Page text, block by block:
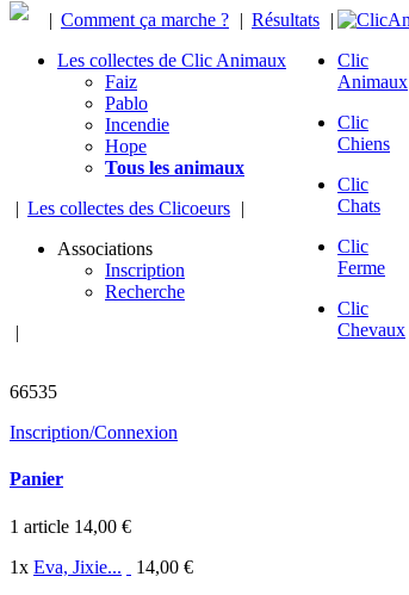
| Comment ça marche ? | Résultats |
Les collectes de Clic Animaux
Faiz
Pablo
Incendie
Hope
Tous les animaux
| Les collectes des Clicoeurs |
Associations
Inscription
Recherche
|
Clic
Animaux
Clic
Chiens
Clic
Chats
Clic
Ferme
Clic
Chevaux
66535
Inscription/Connexion
Panier
1 article 14,00 €
1x Eva, Jixie...
14,00 €